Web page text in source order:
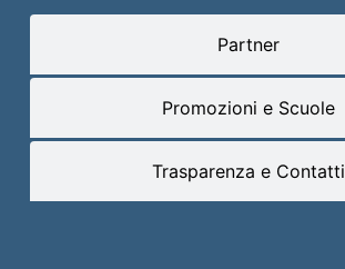
Partner
Promozioni e Scuole
Trasparenza e Contatti